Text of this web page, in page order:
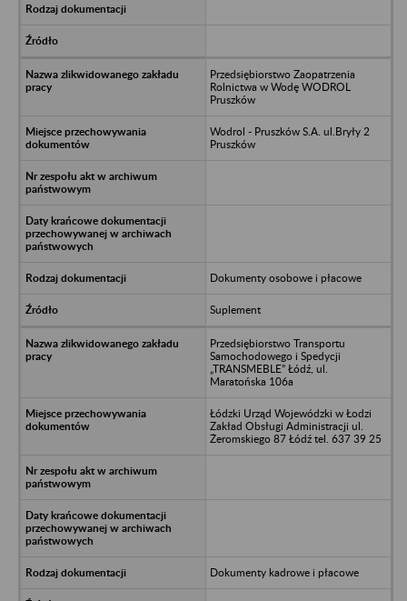
Przedsiębiorstwo Zaopatrzenia
Rolnictwa w Wodę WODROL
Pruszków
Wodrol - Pruszków S.A. ul.Bryły 2
Pruszków
Dokumenty osobowe i płacowe
Suplement
Przedsiębiorstwo Transportu
Samochodowego i Spedycji
„TRANSMEBLE” Łódź, ul.
Maratońska 106a
Łódzki Urząd Wojewódzki w Łodzi
Zakład Obsługi Administracji ul.
Żeromskiego 87 Łódź tel. 637 39 25
Dokumenty kadrowe i płacowe